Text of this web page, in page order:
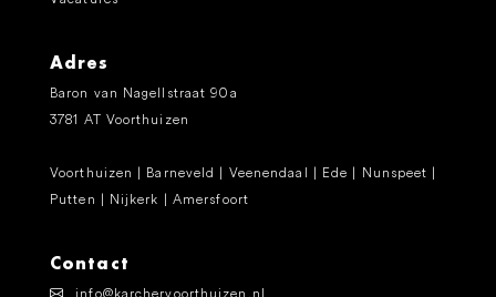
Adres
Baron van Nagellstraat 90a
3781 AT Voorthuizen
Voorthuizen | Barneveld | Veenendaal | Ede | Nunspeet |
Putten | Nijkerk | Amersfoort
Contact
info@karchervoorthuizen.nl